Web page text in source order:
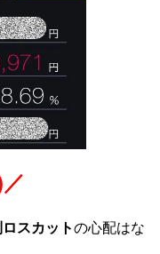
スカットの心配はな